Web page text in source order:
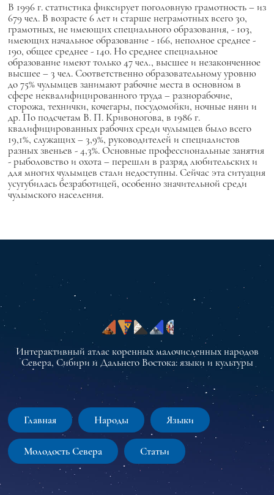
В 1996 г. статистика фиксирует поголовную грамотность – из
679 чел. В возрасте 6 лет и старше неграмотных всего 30,
грамотных, не имеющих специального образования, - 103,
имеющих начальное образование - 166, неполное среднее -
190, общее среднее - 140. Но среднее специальное
образование имеют только 47 чел., высшее и незаконченное
высшее – 3 чел. Соответственно образовательному уровню
до 75% чулымцев занимают рабочие места в основном в
сфере неквалифицированного труда – разнорабочие,
сторожа, технички, кочегары, посудомойки, ночные няни и
др. По подсчетам В. П. Кривоногова, в 1986 г.
квалифицированных рабочих среди чулымцев было всего
19,1%, служащих – 3,9%, руководителей и специалистов
разных звеньев - 4,3%. Основные профессиональные занятия
- рыболовство и охота – перешли в разряд любительских и
для многих чулымцев стали недоступны. Сейчас эта ситуация
усугубилась безработицей, особенно значительной среди
чулымского населения.
Интерактивный атлас коренных малочисленных народов
Севера, Сибири и Дальнего Востока: языки и культуры
Главная Народы Языки
Молодость Севера Статьи